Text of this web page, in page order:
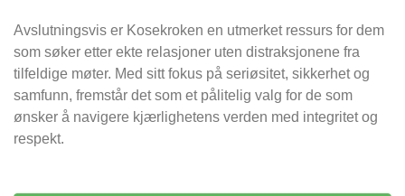
Avslutningsvis er Kosekroken en utmerket ressurs for dem
som søker etter ekte relasjoner uten distraksjonene fra
tilfeldige møter. Med sitt fokus på seriøsitet, sikkerhet og
samfunn, fremstår det som et pålitelig valg for de som
ønsker å navigere kjærlighetens verden med integritet og
respekt.